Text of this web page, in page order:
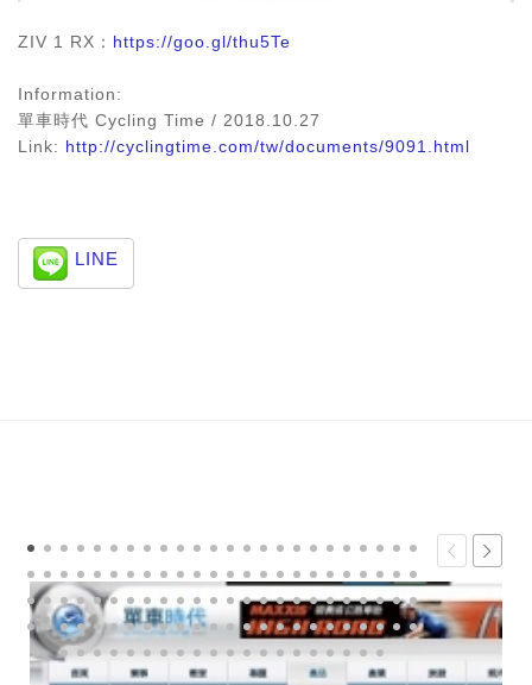
ZIV 1 RX： https://goo.gl/thu5Te
Information:
單車時代 Cycling Time / 2018.10.27
Link: http://cyclingtime.com/tw/documents/9091.html
LINE